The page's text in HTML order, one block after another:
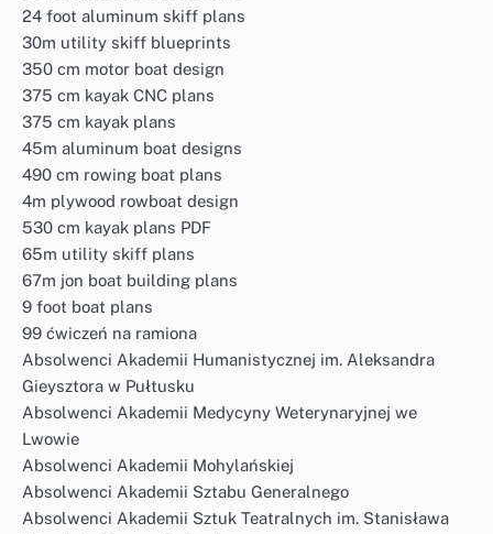
24 foot aluminum skiff plans
30m utility skiff blueprints
350 cm motor boat design
375 cm kayak CNC plans
375 cm kayak plans
45m aluminum boat designs
490 cm rowing boat plans
4m plywood rowboat design
530 cm kayak plans PDF
65m utility skiff plans
67m jon boat building plans
9 foot boat plans
99 ćwiczeń na ramiona
Absolwenci Akademii Humanistycznej im. Aleksandra
Gieysztora w Pułtusku
Absolwenci Akademii Medycyny Weterynaryjnej we
Lwowie
Absolwenci Akademii Mohylańskiej
Absolwenci Akademii Sztabu Generalnego
Absolwenci Akademii Sztuk Teatralnych im. Stanisława